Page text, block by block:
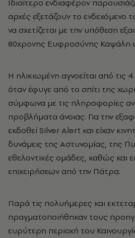
Ιδιαίτερο ενδιαφέρον
αρχές εξετάζουν το ενδεχόμενο
να σχετίζεται με την υπόθεση
80χρονης Ευφροσύνης Καψάλη
Η ηλικιωμένη αγνοείται από
όταν έφυγε από το σπίτι της
σύμφωνα με τις πληροφορίες
προβλήματα άνοιας. Για την
εκδοθεί Silver Alert και είχαν
δυνάμεις της Αστυνομίας, της
εθελοντικές ομάδες, καθώς και
επιχειρήσεων από την Πάτρα.
Παρά τις πολυήμερες και
πραγματοποιήθηκαν τους
ευρύτερη περιοχή του